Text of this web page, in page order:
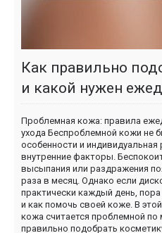
Как правильно
и какой нужен
Проблемная кожа: правила
ухода Беспроблемной кожи не
особенности и индивидуальная
внутренние факторы.
высыпания или раздражения
раза в месяц. Однако если
практически каждый день,
и как помочь своей коже. В
кожа считается проблемной
правильно подобрать